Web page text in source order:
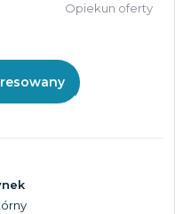
Opiekun oferty